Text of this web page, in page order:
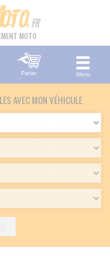
MOTO
Panier Menu
AVEC MON VÉHICULE